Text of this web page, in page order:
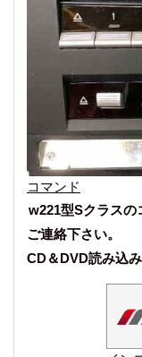
コマンド
w221型Sクラスの
ご連絡下さい。
CD＆DVD読み込